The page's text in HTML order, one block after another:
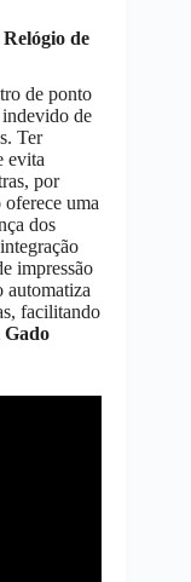
Relógio de
de ponto
de
Ter
evita
por
oferece uma
dos
impressão
automatiza
facilitando
Gado